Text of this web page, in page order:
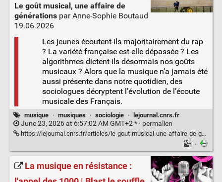
Le goût musical, une affaire de
générationspar Anne-Sophie Boutaud
19.06.2026
Les jeunes écoutent-ils majoritairement du rap
? La variété française est-elle dépassée ? Les
algorithmes dictent-ils désormais nos goûts
musicaux ? Alors que la musique n’a jamais été
aussi présente dans notre quotidien, des
sociologues décryptent l’évolution de l’écoute
musicale des Français.
musique · musiques · sociologie · lejournal.cnrs.fr
June 23, 2026 at 6:57:02 AM GMT+2 * · permalien
https://lejournal.cnrs.fr/articles/le-gout-musical-une-affaire-de-generations
·
La musique en résistance :